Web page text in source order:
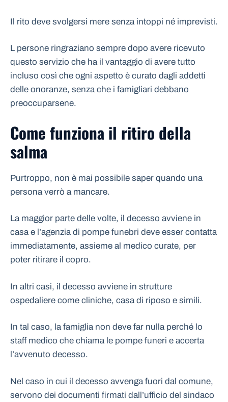
Il rito deve svolgersi mere senza intoppi né imprevisti.
L persone ringraziano sempre dopo avere ricevuto
questo servizio che ha il vantaggio di avere tutto
incluso così che ogni aspetto è curato dagli addetti
delle onoranze, senza che i famigliari debbano
preoccuparsene.
Come funziona il ritiro della
salma
Purtroppo, non è mai possibile saper quando una
persona verrò a mancare.
La maggior parte delle volte, il decesso avviene in
casa e l’agenzia di pompe funebri deve esser contatta
immediatamente, assieme al medico curate, per
poter ritirare il copro.
In altri casi, il decesso avviene in strutture
ospedaliere come cliniche, casa di riposo e simili.
In tal caso, la famiglia non deve far nulla perché lo
staff medico che chiama le pompe funeri e accerta
l’avvenuto decesso.
Nel caso in cui il decesso avvenga fuori dal comune,
servono dei documenti firmati dall’ufficio del sindaco